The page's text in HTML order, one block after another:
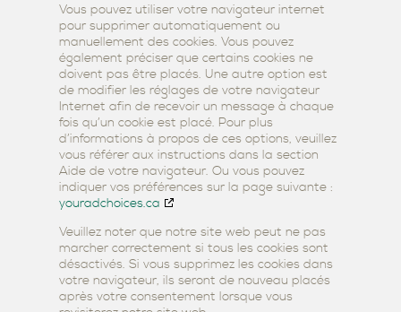
Vous pouvez utiliser votre navigateur internet
pour supprimer automatiquement ou
manuellement des cookies. Vous pouvez
également préciser que certains cookies ne
doivent pas être placés. Une autre option est
de modifier les réglages de votre navigateur
Internet afin de recevoir un message à chaque
fois qu’un cookie est placé. Pour plus
d’informations à propos de ces options, veuillez
vous référer aux instructions dans la section
Aide de votre navigateur. Ou vous pouvez
indiquer vos préférences sur la page suivante :
youradchoices.ca
Veuillez noter que notre site web peut ne pas
marcher correctement si tous les cookies sont
désactivés. Si vous supprimez les cookies dans
votre navigateur, ils seront de nouveau placés
après votre consentement lorsque vous